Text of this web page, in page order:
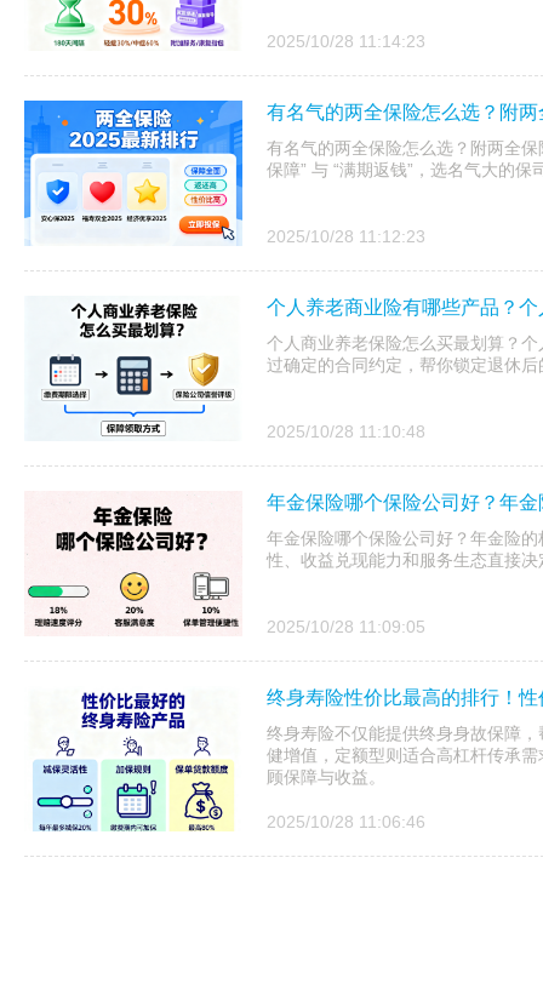
2025/10/28 11:14:23
有名气的两全保险怎么选？附
有名气的两全保险怎么选？附两全
保障” 与 “满期返钱”，选名气大的
2025/10/28 11:12:23
个人养老商业险有哪些产品？
个人商业养老保险怎么买最划算？
过确定的合同约定，帮你锁定退休
2025/10/28 11:10:48
年金保险哪个保险公司好？年
年金保险哪个保险公司好？年金险
性、收益兑现能力和服务生态直接决
2025/10/28 11:09:05
终身寿险性价比最高的排行！
终身寿险不仅能提供终身身故保障
健增值，定额型则适合高杠杆传承
顾保障与收益。
2025/10/28 11:06:46